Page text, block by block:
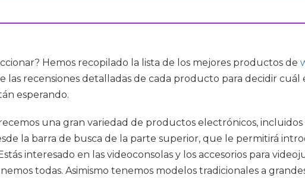
Hemos recopilado la lista de los mejores productos de
recensiones detalladas de cada producto para decidir cuál
esperando.
una gran variedad de productos electrónicos, incluidos
la barra de busca de la parte superior, que le permitirá
interesado en las videoconsolas y los accesorios para
todas. Asimismo tenemos modelos tradicionales a